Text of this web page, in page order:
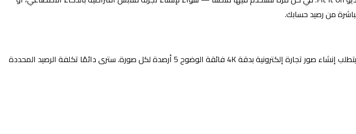
من رصيد حسابك.
بالنسبة لتكاليف الرصيد المحددة: تستخدم تجربة الملابس الافتراضية القياسية رصيدًا واحدًا بالضبط. يتطلب إنشاء صور تجارة إلكترونية بدقة 4K فائقة الوضوح 5 أرصدة لكل صورة. سترى دائمًا تكلفة الرصيد المحددة